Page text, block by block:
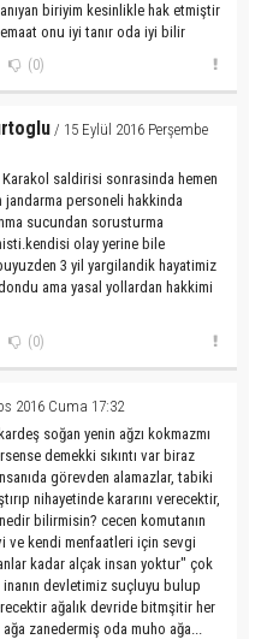
biriyim kesinlikle hak etmiştir
onu iyi tanır oda iyi bilir
(0)
/ 15 Eylül 2016 Perşembe
saldirisi sonrasinda hemen
jandarma personeli hakkinda
sucundan sorusturma
olay yerine bile
3 yil yargilandik hayatimiz
ama yasal yollardan hakkimi
(0)
2016 Cuma 17:32
soğan yenin ağzı kokmazmı
demekki sıkıntı var biraz
görevden alamazlar, tabiki
nihayetinde kararını verecektir,
bilirmisin? cecen komutanın
ve kendi menfaatleri için sevgi
kadar alçak insan yoktur" çok
devletimiz suçluyu bulup
ağalık devride bitmşitir her
zanedermiş oda muho ağa...